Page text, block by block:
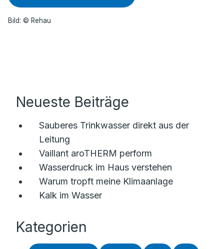
Bild: © Rehau
Neueste Beiträge
Sauberes Trinkwasser direkt aus der
Leitung
Vaillant aroTHERM perform
Wasserdruck im Haus verstehen
Warum tropft meine Klimaanlage
Kalk im Wasser
Kategorien